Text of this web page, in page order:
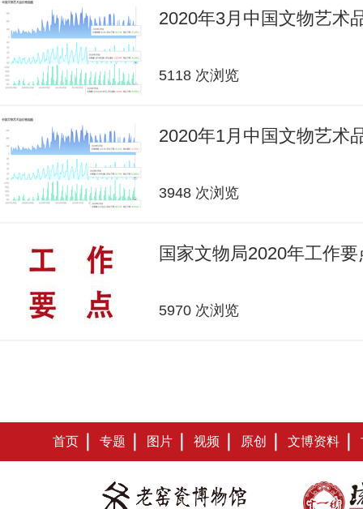
2020年3月中国文物艺术
5118 次浏览
2020年1月中国文物艺术
3948 次浏览
国家文物局2020年工作要
5970 次浏览
首页 专题 图片 视频 原创 文博资料